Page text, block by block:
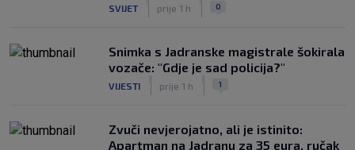
SVIJET prije 1 h 0
Snimka s Jadranske magistrale šokirala
vozače: "Gdje je sad policija?"
VIJESTI prije 1 h 1
Zvuči nevjerojatno, ali je istinito:
Apartman na Jadranu za 35 eura, ručak